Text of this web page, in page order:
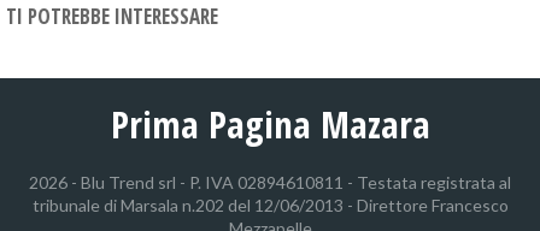
TI POTREBBE INTERESSARE
Prima Pagina Mazara
2026 - Blu Trend srl - P. IVA 02894610811 - Testata registrata al
tribunale di Marsala n.202 del 12/06/2013 - Direttore Francesco